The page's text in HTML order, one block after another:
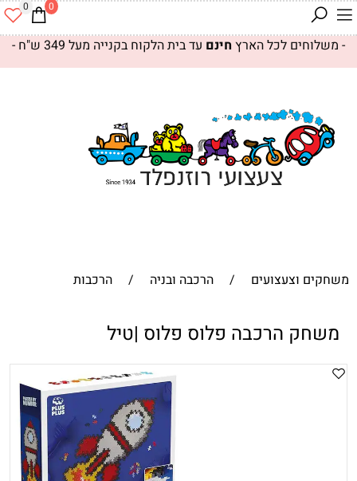
- משלוחים לכל הארץ חינם עד בית הלקוח בקנייה מעל 349 ש"ח -
0 0
משחקים וצעצועים / הרכבה ובניה / הרכבות
משחק הרכבה פלוס פלוס |טיל